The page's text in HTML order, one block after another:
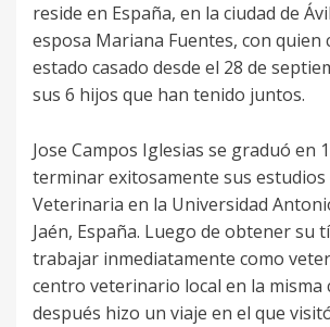
reside en España, en la ciudad de
esposa Mariana Fuentes, con quien
estado casado desde el 28 de
sus 6 hijos que han tenido juntos.
Jose Campos Iglesias se graduó en
terminar exitosamente sus estudios
Veterinaria en la Universidad
Jaén, España. Luego de obtener su
trabajar inmediatamente como
centro veterinario local en la misma
después hizo un viaje en el que